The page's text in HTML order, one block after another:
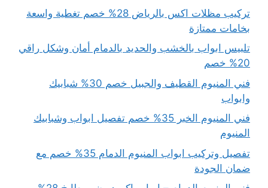
تركيب مظلات اكس بالرياض 28% خصم تغطية واسعة
بخامات ممتازة
تلبيس ابواب بالخشب والحديد بالدمام أمان وشكل راقي
20% خصم
فني المنيوم القطيف والجبيل خصم 30% شبابيك
وابواب
فني المنيوم الخبر 35% خصم تفصيل ابواب وشبابيك
المنيوم
تفصيل وتركيب ابواب المنيوم الدمام 35% خصم مع
ضمان الجودة